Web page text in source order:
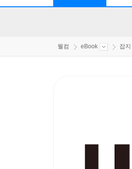
웰컴 eBook 잡지